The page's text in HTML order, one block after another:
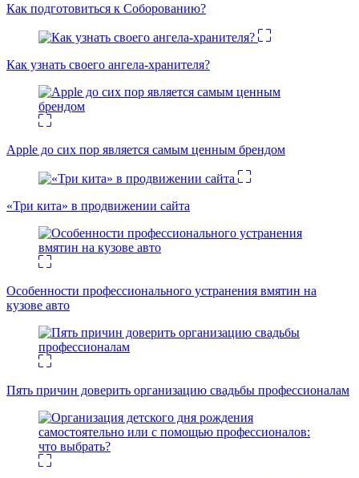
Как подготовиться к Соборованию?
Как узнать своего ангела-хранителя?
Apple до сих пор является самым ценным брендом
«Три кита» в продвижении сайта
Особенности профессионального устранения вмятин на
кузове авто
Пять причин доверить организацию свадьбы профессионалам